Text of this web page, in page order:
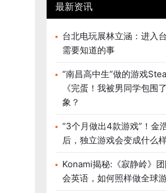
最新资讯
台北电玩展林立涵：进入
需要知道的事
“南昌高中生”做的游戏
《完蛋！我被男同学包围
象？
“3个月做出4款游戏”！金
后，独立游戏会变成什么
Konami揭秘:《寂静岭》
会英语，如何照样做全球